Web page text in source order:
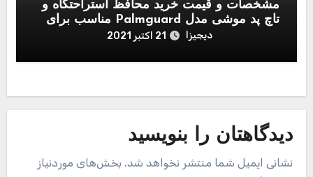
مشخصات و قیمت خرید محافظ استراحتگاه و
تاچ پد موشی مدل Palmguard مناسب برای
دیجیزا 21 اکتبر 2021
دیدگاهتان را بنویسید
نشانی ایمیل شما منتشر نخواهد شد. بخش‌های موردنیاز